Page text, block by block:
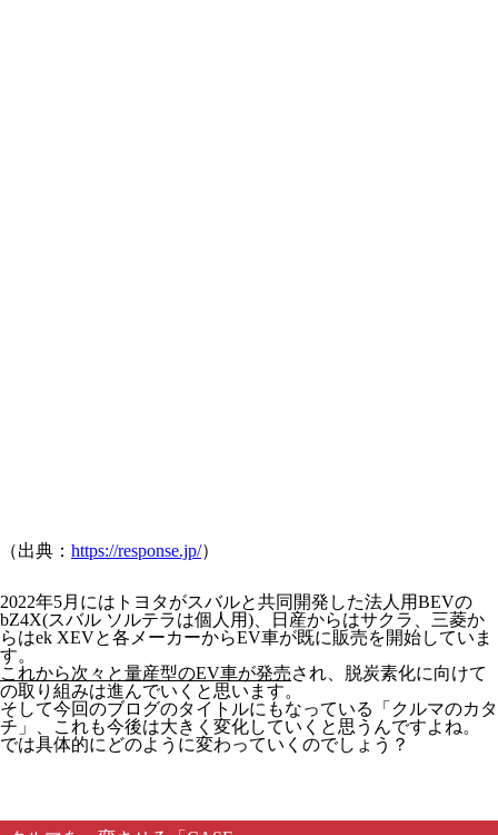
（出典： https://response.jp/）
2022年5月にはトヨタがスバルと共同開発した法人用BEVの
bZ4X(スバル ソルテラは個人用)、日産からはサクラ、三菱か
らはek XEVと各メーカーからEV車が既に販売を開始していま
す。
これから次々と量産型のEV車が発売され、脱炭素化に向けて
の取り組みは進んでいくと思います。
そして今回のブログのタイトルにもなっている「クルマのカタ
チ」、これも今後は大きく変化していくと思うんですよね。
では具体的にどのように変わっていくのでしょう？